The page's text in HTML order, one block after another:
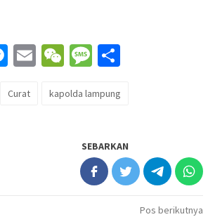
Messenger
EmailWeChatMessage
Curat
kapolda lampung
SEBARKAN
Pos berikutnya